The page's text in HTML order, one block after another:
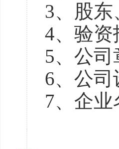
3、股
4、验资
5、公司
6、公司
7、企